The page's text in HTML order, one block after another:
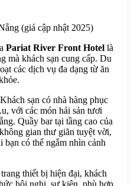
Pariat River Front Hotel là
mà khách sạn cung cấp. Du
các dịch vụ đa dạng từ ăn
sạn có nhà hàng phục
với các món hải sản tươi
Quầy bar tại tầng cao của
gian thư giãn tuyệt vời,
có thể ngắm nhìn cảnh
thiết bị hiện đại, khách